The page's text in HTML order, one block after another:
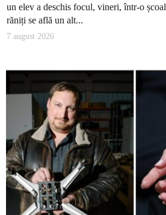
un elev a deschis focul, vineri, într-o
răniți se află un alt...
7 august 2026